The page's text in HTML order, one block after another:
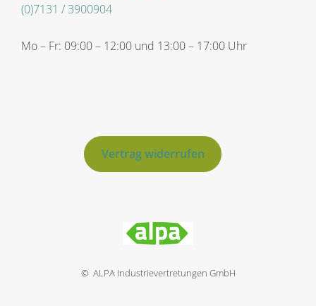
(0)7131 / 3900904
Mo – Fr: 09:00 – 12:00 und 13:00 – 17:00 Uhr
Vertrag widerrufen
© ALPA Industrievertretungen GmbH